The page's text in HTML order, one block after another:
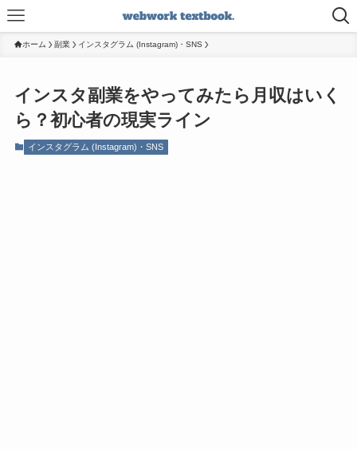
ホーム 副業 インスタグラム (Instagram)・SNS
インスタ副業をやってみたら月収はいく
ら？初心者の現実ライン
インスタグラム (Instagram)・SNS